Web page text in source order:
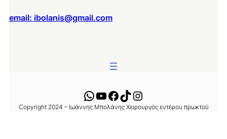
email: ibolanis@gmail.com
WhatsApp
YouTube
Facebook
TikTok
Instagram
Copyright 2024 – Ιωάννης Μπολάνης Χειρουργός εντέρου πρωκτού